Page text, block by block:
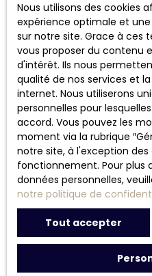
AGENCE DE SAINT-
2 avenue du Collège
38120 Saint-Égrève
04 85 92 98 98
Nous utilisons des cookies
expérience optimale et
sur notre site. Grace à ces
vous proposer du contenu
d'intérêt. Ils nous
qualité de nos services et
internet. Nous utiliserons
personnelles pour
accord. Vous pouvez les
moment via la rubrique
notre site, à l'exception des
fonctionnement. Pour plus
données personnelles,
notre politique de
Tout accepter